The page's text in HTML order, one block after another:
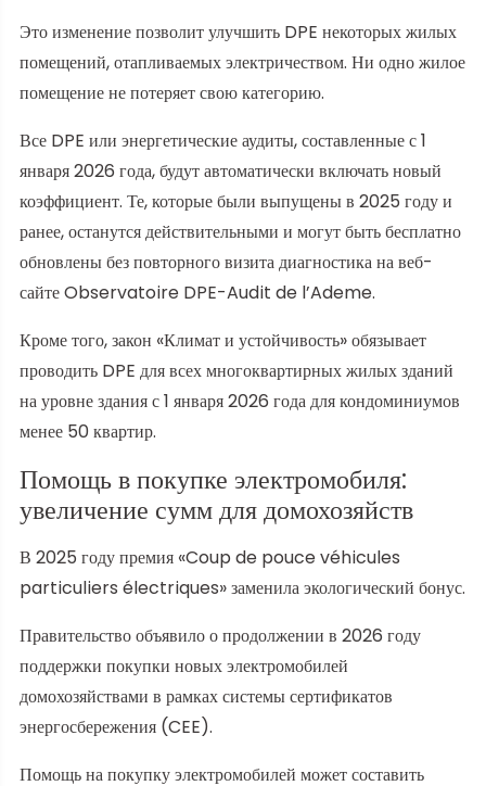
Это изменение позволит улучшить DPE некоторых жилых
помещений, отапливаемых электричеством. Ни одно жилое
помещение не потеряет свою категорию.
Все DPE или энергетические аудиты, составленные с 1
января 2026 года, будут автоматически включать новый
коэффициент. Те, которые были выпущены в 2025 году и
ранее, останутся действительными и могут быть бесплатно
обновлены без повторного визита диагностика на веб-
сайте Observatoire DPE-Audit de l’Ademe.
Кроме того, закон «Климат и устойчивость» обязывает
проводить DPE для всех многоквартирных жилых зданий
на уровне здания с 1 января 2026 года для кондоминиумов
менее 50 квартир.
Помощь в покупке электромобиля:
увеличение сумм для домохозяйств
В 2025 году премия «Coup de pouce véhicules
particuliers électriques» заменила экологический бонус.
Правительство объявило о продолжении в 2026 году
поддержки покупки новых электромобилей
домохозяйствами в рамках системы сертификатов
энергосбережения (CEE).
Помощь на покупку электромобилей может составить